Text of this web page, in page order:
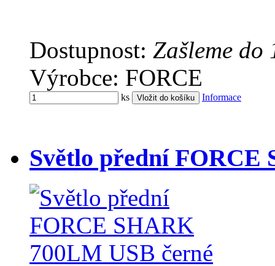
Dostupnost: Zašleme do
Výrobce: FORCE
ks Informace
Světlo přední FORCE